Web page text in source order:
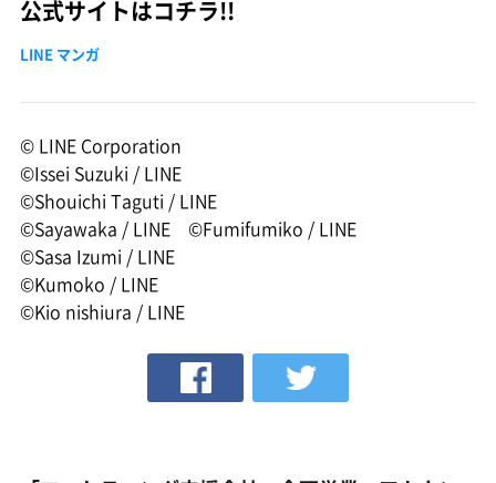
公式サイトはコチラ!!
LINE マンガ
© LINE Corporation
©Issei Suzuki / LINE
©Shouichi Taguti / LINE
©Sayawaka / LINE ©Fumifumiko / LINE
©Sasa Izumi / LINE
©Kumoko / LINE
©Kio nishiura / LINE